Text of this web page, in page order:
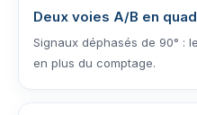
Deux voies A/B en
Signaux déphasés de 90° :
en plus du comptage.